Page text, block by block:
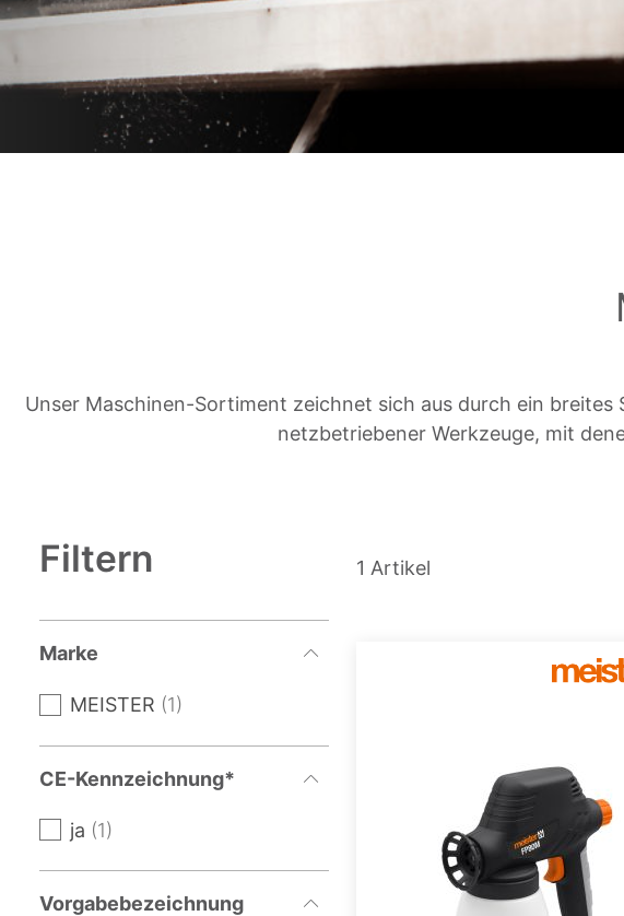
Unser Maschinen-Sortiment zeichnet sich aus durch ein
netzbetriebener Werkzeuge, mit
1 Artikel
Filtern
Marke
MEISTER 1
CE-Kennzeichnung*
ja 1
Vorgabebezeichnung